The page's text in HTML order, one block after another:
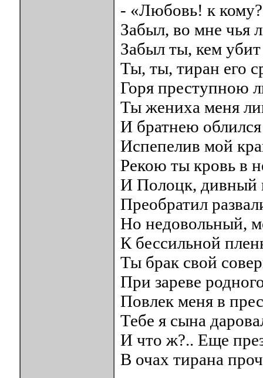
- «Любовь! к
Забыл, во мне чья
Забыл ты, кем
Ты, ты, тиран его
Горя преступною
Ты жениха меня
И братнею
Испепелив мой
Рекою ты кровь в
И Полоцк, дивный
Преобратил
Но недовольный,
К бессильной
Ты брак свой
При зареве
Повлек меня в
Тебе я сына
И что ж?.. Еще
В очах тирана